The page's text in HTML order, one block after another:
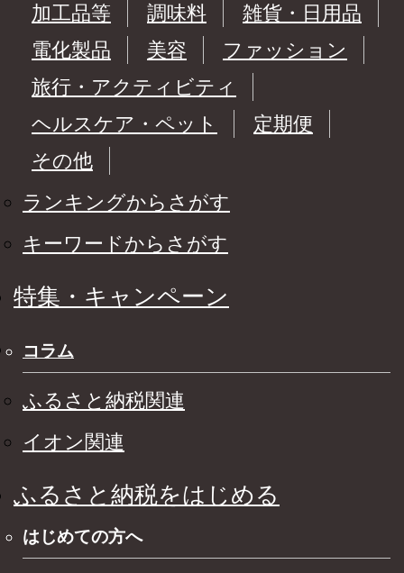
加工品等
調味料
雑貨・日用品
電化製品
美容
ファッション
旅行・アクティビティ
ヘルスケア・ペット
定期便
その他
ランキングからさがす
キーワードからさがす
特集・キャンペーン
コラム
ふるさと納税関連
イオン関連
ふるさと納税をはじめる
はじめての方へ